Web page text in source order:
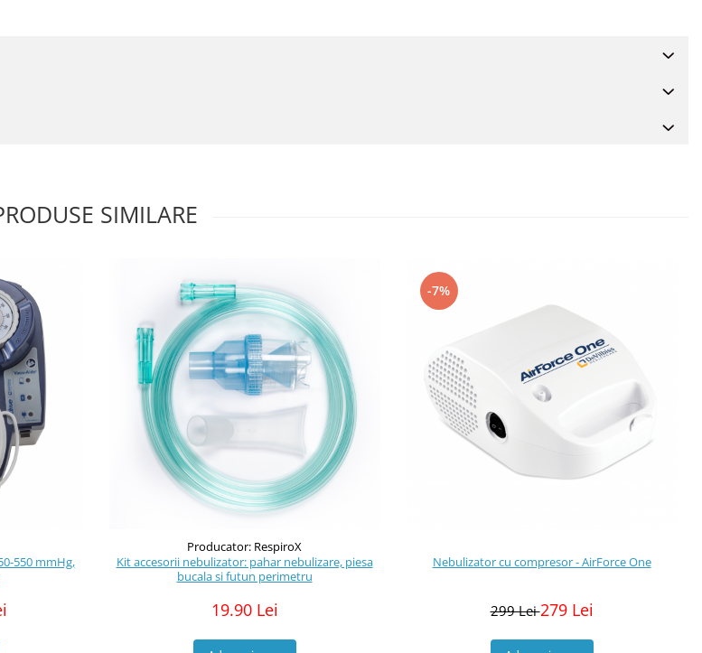
SIMILARE
550 mmHg,
Producator: RespiroX
Kit accesorii nebulizator: pahar nebulizare, piesa
bucala si futun perimetru
19.90 Lei
-7%
Nebulizator cu compresor - AirForce One
299 Lei279 Lei